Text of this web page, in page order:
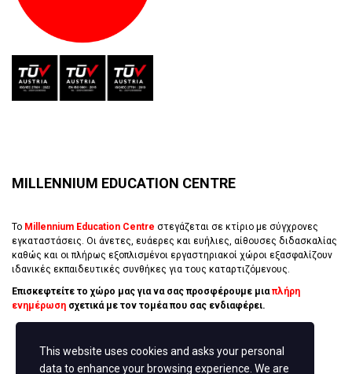
MILLENNIUM EDUCATION CENTRE
Το Millennium Education Centre στεγάζεται σε κτίριο με σύγχρονες
εγκαταστάσεις. Οι άνετες, ευάερες και ευήλιες, αίθουσες διδασκαλίας
καθώς και οι πλήρως εξοπλισμένοι εργαστηριακοί χώροι εξασφαλίζουν
ιδανικές εκπαιδευτικές συνθήκες για τους καταρτιζόμενους.
Επισκεφτείτε το χώρο μας για να σας προσφέρουμε μιαπλήρη
ενημέρωση σχετικά με τον τομέα που σας ενδιαφέρει.
ΚΛΕΊΣΕ ΡΑΝΤΕΒΟΎ
This website uses cookies and asks your personal
data to enhance your browsing experience. We are